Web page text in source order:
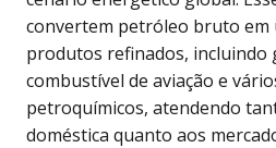
convertem petróleo bruto em
produtos refinados, incluindo
combustível de aviação e
petroquímicos, atendendo
doméstica quanto aos